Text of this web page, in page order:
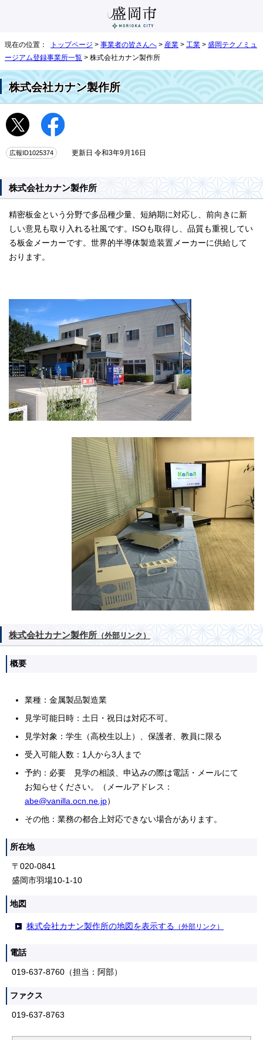
現在の位置： トップページ > 事業者の皆さんへ > 産業 > 工業 > 盛岡テクノミュ
ージアム登録事業所一覧 > 株式会社カナン製作所
株式会社カナン製作所
広報ID1025374 更新日 令和3年9月16日
株式会社カナン製作所
精密板金という分野で多品種少量、短納期に対応し、前向きに新
しい意見も取り入れる社風です。ISOも取得し、品質も重視してい
る板金メーカーです。世界的半導体製造装置メーカーに供給して
おります。
株式会社カナン製作所 （外部リンク）
概要
業種：金属製品製造業
見学可能日時：土日・祝日は対応不可。
見学対象：学生（高校生以上）、保護者、教員に限る
受入可能人数：1人から3人まで
予約：必要 見学の相談、申込みの際は電話・メールにて
お知らせください。（メールアドレス：
abe@vanilla.ocn.ne.jp）
その他：業務の都合上対応できない場合があります。
所在地
〒020-0841
盛岡市羽場10-1-10
地図
株式会社カナン製作所の地図を表示する （外部リンク）
電話
019-637-8760（担当：阿部）
ファクス
019-637-8763